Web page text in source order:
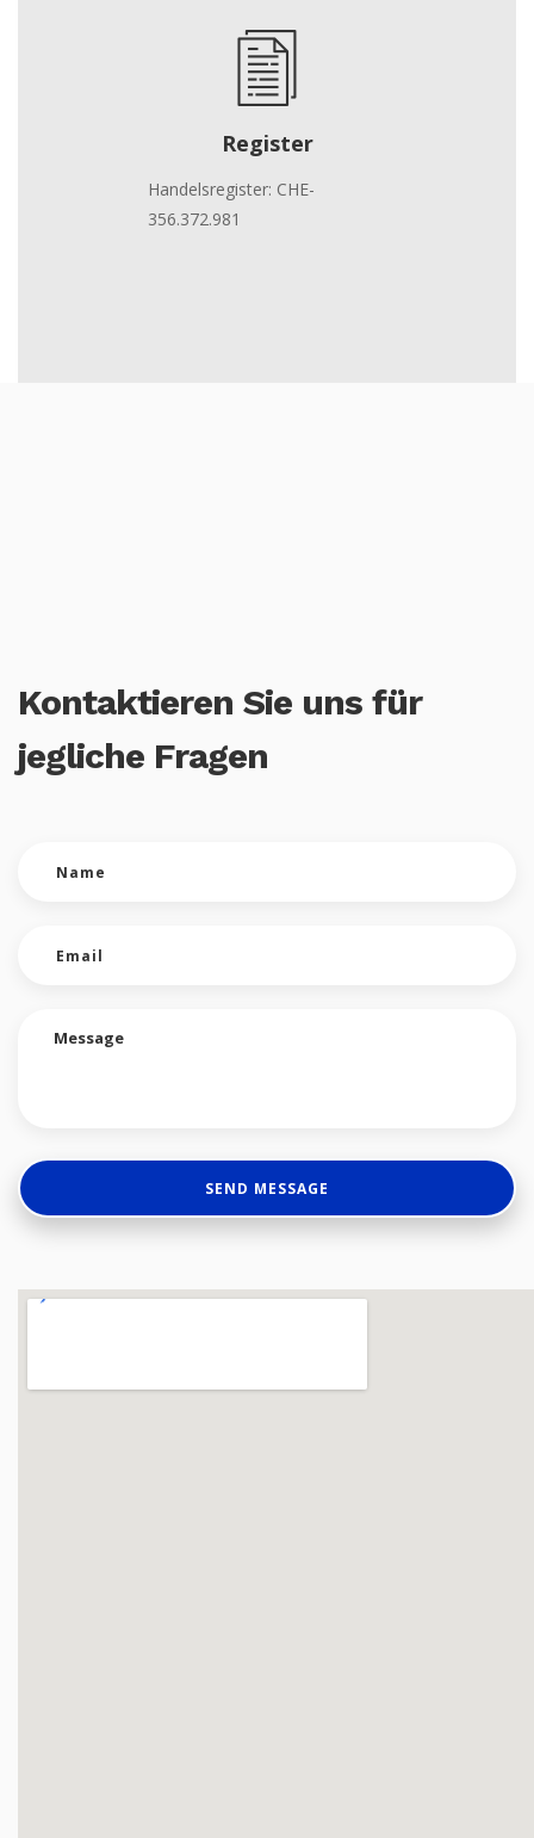
Register
Handelsregister: CHE-
356.372.981
Kontaktieren Sie uns für
jegliche Fragen